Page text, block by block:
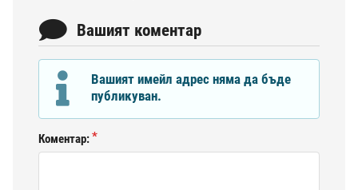
Вашият коментар
Вашият имейл адрес няма да бъде
публикуван.
Коментар: